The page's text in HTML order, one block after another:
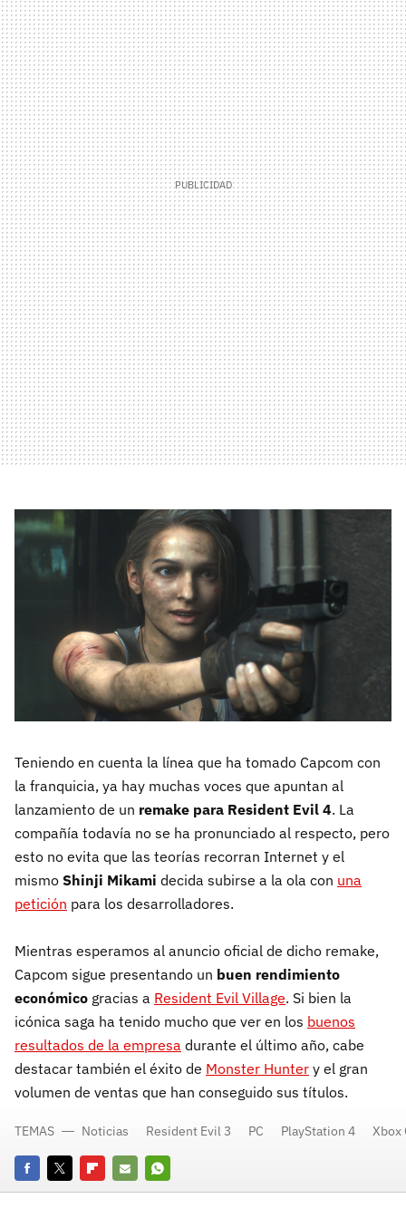
Teniendo en cuenta la línea que ha tomado Capcom con
la franquicia, ya hay muchas voces que apuntan al
lanzamiento de un remake para Resident Evil 4. La
compañía todavía no se ha pronunciado al respecto, pero
esto no evita que las teorías recorran Internet y el
mismo Shinji Mikami decida subirse a la ola con una
petición para los desarrolladores.
Mientras esperamos al anuncio oficial de dicho remake,
Capcom sigue presentando un buen rendimiento
económico gracias a Resident Evil Village. Si bien la
icónica saga ha tenido mucho que ver en los buenos
resultados de la empresa durante el último año, cabe
destacar también el éxito de Monster Hunter y el gran
volumen de ventas que han conseguido sus títulos.
FacebookTwitterFlipboard
E-
Whatsapp
TEMAS Noticias Resident Evil 3 PC PlayStation 4 Xbox